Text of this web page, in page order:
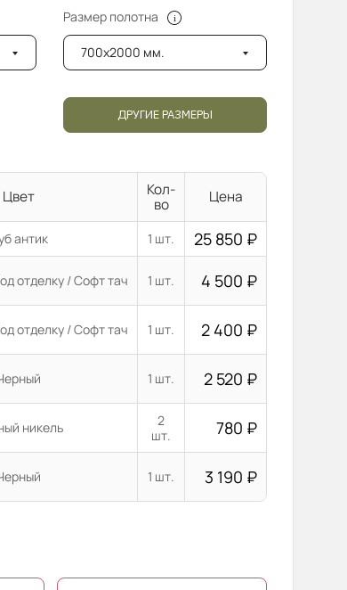
Размер полотна
700x2000 мм.
ДРУГИЕ РАЗМЕРЫ
Цвет
Кол-
во
Цена
антик 1 шт. 25 850 ₽
отделку / Софт тач 1 шт. 4 500 ₽
отделку / Софт тач 1 шт. 2 400 ₽
1 шт. 2 520 ₽
никель
2
шт.
780 ₽
1 шт. 3 190 ₽